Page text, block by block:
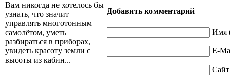
Вам никогда не хотелось бы
узнать, что значит
управлять многотонным
самолётом, уметь
разбираться в приборах,
увидеть красоту земли с
высоты из кабин...
Добавить комментарий
Имя
E-
Сайт